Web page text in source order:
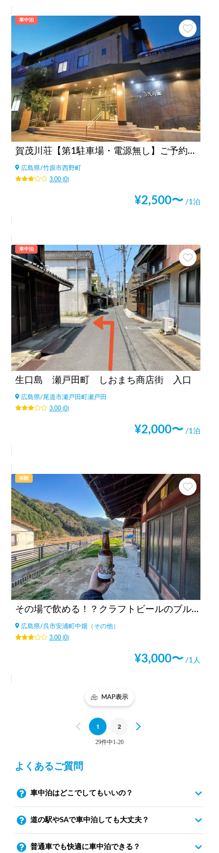
車中泊
賀茂川荘【第1駐車場・電源無し】ご予約の方はフロントへお越しください
広島県/竹原市西野町
3.00(0)
¥2,500〜 /1泊
車中泊
生口島 瀬戸田町 しおまち商店街 入口
広島県/尾道市瀬戸田町瀬戸田
3.00(0)
¥2,000〜 /1泊
体験
その場で飲める！？クラフトビールのブルワリー見学！
広島県/呉市安浦町中畑（その他）
3.00(0)
¥3,000〜 /1人
MAP表示
Previous
1 2
29件中1-20
よくあるご質問
車中泊はどこでしてもいいの？
道の駅やSAで車中泊しても大丈夫？
普通車でも快適に車中泊できる？